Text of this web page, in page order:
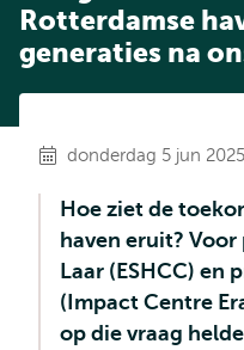
Rotterdamse
generaties na
donderdag 5 jun
Hoe ziet de
haven eruit?
Laar (ESHCC) en
(Impact Centre
op die vraag